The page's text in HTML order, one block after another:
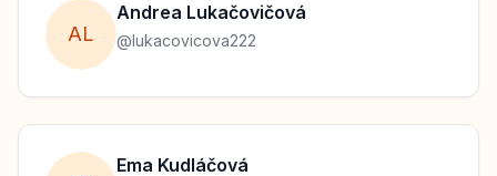
AL
Andrea Lukačovičová
@lukacovicova222
Ema Kudláčová